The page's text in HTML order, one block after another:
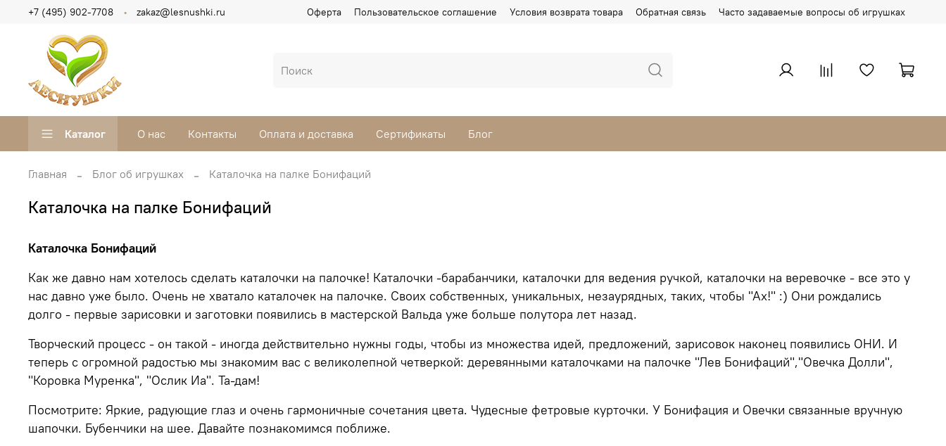
Оферта Пользовательское соглашение Условия возврата товара Обратная связь Часто задаваемые вопросы об игрушках
+7 (495) 902-7708 zakaz@lesnushki.ru
Каталог О нас Контакты Оплата и доставка Сертификаты Блог
Главная Блог об игрушках Каталочка на палке Бонифаций
Каталочка на палке Бонифаций
Каталочка Бонифаций
Как же давно нам хотелось сделать каталочки на палочке! Каталочки -барабанчики, каталочки для ведения ручкой, каталочки на веревочке - все это у
нас давно уже было. Очень не хватало каталочек на палочке. Своих собственных, уникальных, незаурядных, таких, чтобы "Ах!" :) Они рождались
долго - первые зарисовки и заготовки появились в мастерской Вальда уже больше полутора лет назад.
Творческий процесс - он такой - иногда действительно нужны годы, чтобы из множества идей, предложений, зарисовок наконец появились ОНИ. И
теперь с огромной радостью мы знакомим вас с великолепной четверкой: деревянными каталочками на палочке "Лев Бонифаций","Овечка Долли",
"Коровка Муренка", "Ослик Иа". Та-дам!
Посмотрите: Яркие, радующие глаз и очень гармоничные сочетания цвета. Чудесные фетровые курточки. У Бонифация и Овечки связанные вручную
шапочки. Бубенчики на шее. Давайте познакомимся поближе.